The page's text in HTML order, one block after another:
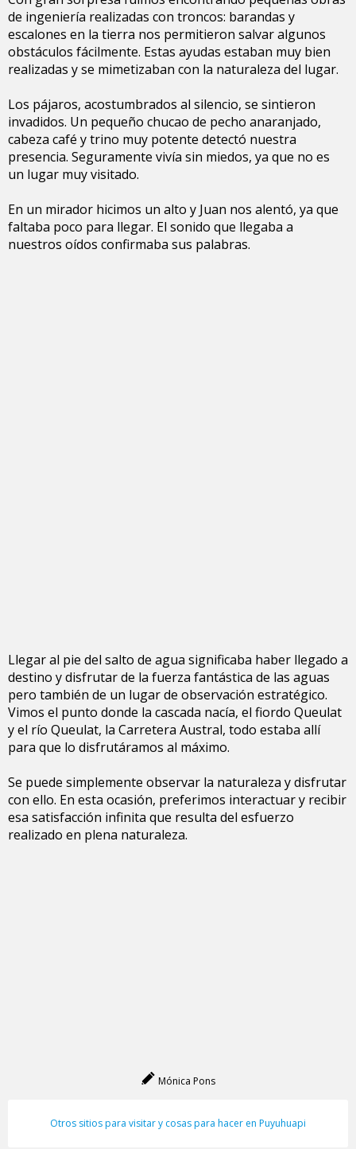
de ingeniería realizadas con troncos: barandas y
escalones en la tierra nos permitieron salvar algunos
obstáculos fácilmente. Estas ayudas estaban muy bien
realizadas y se mimetizaban con la naturaleza del lugar.
Los pájaros, acostumbrados al silencio, se sintieron
invadidos. Un pequeño chucao de pecho anaranjado,
cabeza café y trino muy potente detectó nuestra
presencia. Seguramente vivía sin miedos, ya que no es
un lugar muy visitado.
En un mirador hicimos un alto y Juan nos alentó, ya que
faltaba poco para llegar. El sonido que llegaba a
nuestros oídos confirmaba sus palabras.
Llegar al pie del salto de agua significaba haber llegado a
destino y disfrutar de la fuerza fantástica de las aguas
pero también de un lugar de observación estratégico.
Vimos el punto donde la cascada nacía, el fiordo Queulat
y el río Queulat, la Carretera Austral, todo estaba allí
para que lo disfrutáramos al máximo.
Se puede simplemente observar la naturaleza y disfrutar
con ello. En esta ocasión, preferimos interactuar y recibir
esa satisfacción infinita que resulta del esfuerzo
realizado en plena naturaleza.
Mónica Pons
Otros sitios para visitar y cosas para hacer en Puyuhuapi